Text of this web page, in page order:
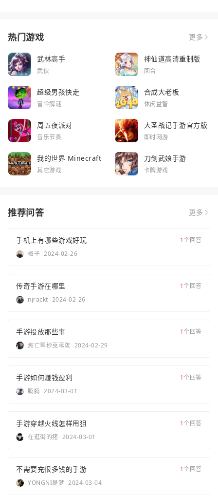
热门游戏 更多
武林高手
武侠
神仙道高清重制版
回合
超级男孩快走
冒险解谜
合成大老板
休闲益智
周五夜派对
音乐节奏
大圣战记手游官方版
即时网游
我的世界 Minecraft
其它游戏
刀剑武娘手游
卡牌游戏
推荐问答 更多
手机上有哪些游戏好玩 1个回答
格子 2024-02-26
传奇手游在哪里 1个回答
njrackt 2024-02-26
手游投放那些事 1个回答
溯亡荤秒克苇泼 2024-02-29
手游如何赚钱盈利 1个回答
腾腾 2024-03-01
手游穿越火线怎样甩狙 1个回答
在逛街的猪 2024-03-01
不需要充很多钱的手游 1个回答
YONGNI是梦 2024-03-04